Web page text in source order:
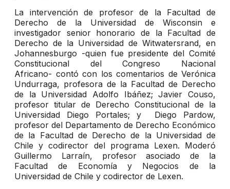
La intervención de profesor de la Facultad de
Derecho de la Universidad de Wisconsin e
investigador senior honorario de la Facultad de
Derecho de la Universidad de Witwatersrand, en
Johannesburgo -quien fue presidente del Comité
Constitucional del Congreso Nacional
Africano- contó con los comentarios de Verónica
Undurraga, profesora de la Facultad de Derecho
de la Universidad Adolfo Ibáñez; Javier Couso,
profesor titular de Derecho Constitucional de la
Universidad Diego Portales; y Diego Pardow,
profesor del Departamento de Derecho Económico
de la Facultad de Derecho de la Universidad de
Chile y codirector del programa Lexen. Moderó
Guillermo Larraín, profesor asociado de la
Facultad de Economía y Negocios de la
Universidad de Chile y codirector de Lexen.